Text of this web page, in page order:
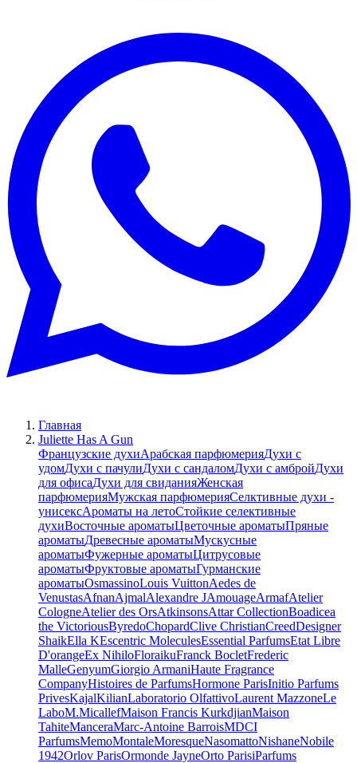
Главная
Juliette Has A Gun
Французские духиАрабская парфюмерияДухи с
удомДухи с пачулиДухи с сандаломДухи с амбройДухи
для офисаДухи для свиданияЖенская
парфюмерияМужская парфюмерияСелктивные духи -
унисексАроматы на летоСтойкие селективные
духиВосточные ароматыЦветочные ароматыПряные
ароматыДревесные ароматыМускусные
ароматыФужерные ароматыЦитрусовые
ароматыФруктовые ароматыГурманские
ароматыOsmassinoLouis VuittonAedes de
VenustasAfnanAjmalAlexandre JAmouageArmafAtelier
CologneAtelier des OrsAtkinsonsAttar CollectionBoadicea
the VictoriousByredoChopardClive ChristianCreedDesigner
ShaikElla KEscentric MoleculesEssential ParfumsEtat Libre
D'orangeEx NihiloFloraikuFranck BocletFrederic
MalleGenyumGiorgio ArmaniHaute Fragrance
CompanyHistoires de ParfumsHormone ParisInitio Parfums
PrivesKajalKilianLaboratorio OlfattivoLaurent MazzoneLe
LaboM.MicallefMaison Francis KurkdjianMaison
TahiteManceraMarc-Antoine BarroisMDCI
ParfumsMemoMontaleMoresqueNasomattoNishaneNobile
1942Orlov ParisOrmonde JayneOrto ParisiParfums